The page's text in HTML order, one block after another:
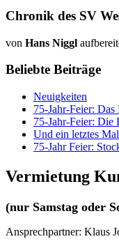
Chronik des SV
von Hans Niggl
Beliebte Beiträge
Neuigkeiten
75-Jahr-Feier:
75-Jahr-Feier: Die
Und ein letztes
75-Jahr Feier:
Vermietung
(nur Samstag oder
Ansprechpartner: Klaus